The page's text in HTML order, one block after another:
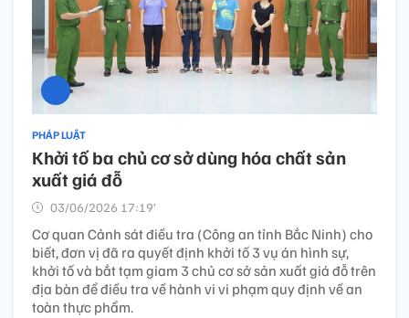
PHÁP LUẬT
Khởi tố ba chủ cơ sở dùng hóa chất sản
xuất giá đỗ
03/06/2026 17:19’
Cơ quan Cảnh sát điều tra (Công an tỉnh Bắc Ninh) cho
biết, đơn vị đã ra quyết định khởi tố 3 vụ án hình sự,
khởi tố và bắt tạm giam 3 chủ cơ sở sản xuất giá đỗ trên
địa bàn để điều tra về hành vi vi phạm quy định về an
toàn thực phẩm.